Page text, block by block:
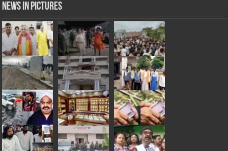
News in Pictures